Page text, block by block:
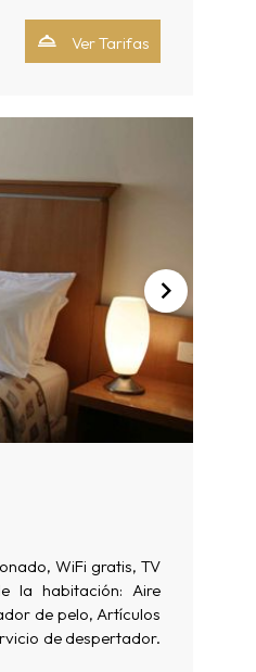
Ver Tarifas
WiFi gratis, TV
la habitación: Aire
de pelo, Artículos
de despertador.